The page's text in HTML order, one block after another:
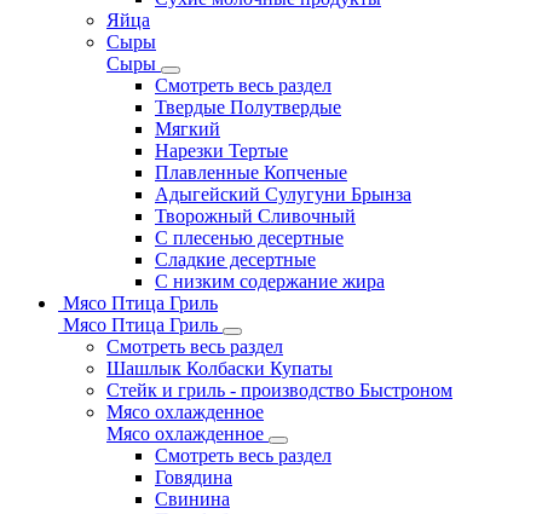
Яйца
Сыры
Сыры
Смотреть весь раздел
Твердые Полутвердые
Мягкий
Нарезки Тертые
Плавленные Копченые
Адыгейский Сулугуни Брынза
Творожный Сливочный
С плесенью десертные
Сладкие десертные
С низким содержание жира
Мясо Птица Гриль
Мясо Птица Гриль
Смотреть весь раздел
Шашлык Колбаски Купаты
Стейк и гриль - производство Быстроном
Мясо охлажденное
Мясо охлажденное
Смотреть весь раздел
Говядина
Свинина